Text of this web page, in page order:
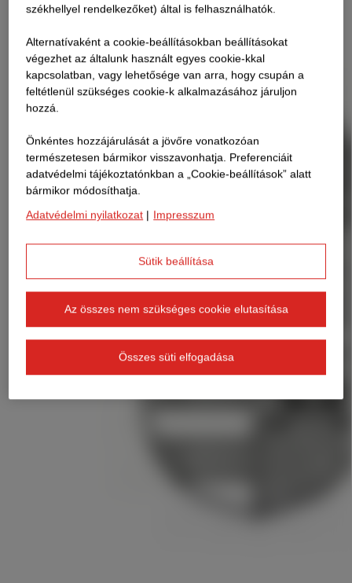
székhellyel rendelkezőket) által is felhasználhatók.
Alternatívaként a cookie-beállításokban beállításokat
végezhet az általunk használt egyes cookie-kkal
kapcsolatban, vagy lehetősége van arra, hogy csupán a
feltétlenül szükséges cookie-k alkalmazásához járuljon
hozzá.
Önkéntes hozzájárulását a jövőre vonatkozóan
természetesen bármikor visszavonhatja. Preferenciáit
adatvédelmi tájékoztatónkban a „Cookie-beállítások” alatt
bármikor módosíthatja.
Adatvédelmi nyilatkozat | Impresszum
Sütik beállítása
Az összes nem szükséges cookie elutasítása
Összes süti elfogadása